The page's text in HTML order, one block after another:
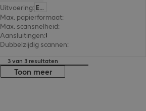
Uitvoering: Europa
Max. papierformaat:
Max. scansnelheid:
Aansluitingen:
Dubbelzijdig scannen:
3 van 3 resultaten
Toon meer